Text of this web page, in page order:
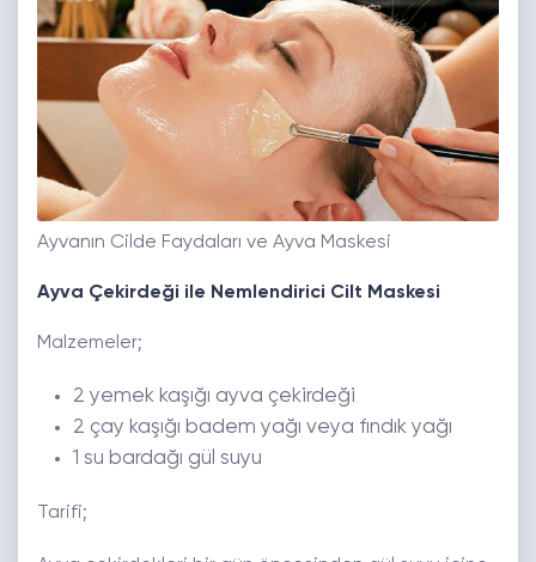
Ayvanın Cilde Faydaları ve Ayva Maskesi
Ayva Çekirdeği ile Nemlendirici Cilt Maskesi
Malzemeler;
2 yemek kaşığı ayva çekirdeği
2 çay kaşığı badem yağı veya fındık yağı
1 su bardağı gül suyu
Tarifi;